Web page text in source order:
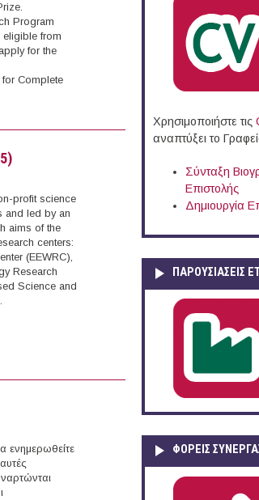
Program
eligible from
for the
Complete
Prize PhD & Postdoctoral Scholarships, University of
profit science
and led by an
aims of the
centers:
(EEWRC),
Research
Science and
in Atmospheric Aerosols, Cyprus Institute (CyI), Cyprus
ενημερωθείτε
Χρησιμοποιήστε τις
αναπτύξει το
Σύνταξη
Επιστολής
Δημιουργία
ΠΑΡΟΥΣΙΆΣΕΙΣ
ΦΟΡΕΙΣ